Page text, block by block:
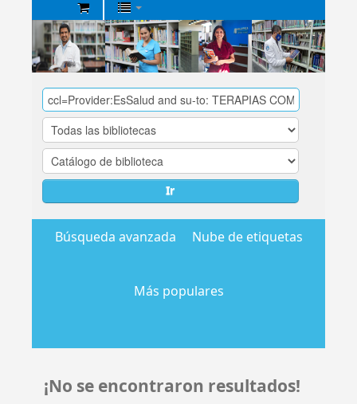
Biblioteca
Central
EsSalud
Ir
Búsqueda avanzada Nube de etiquetas
Más populares
¡No se encontraron resultados!